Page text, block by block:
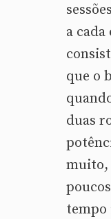
a
que o
duas
muito,
tempo